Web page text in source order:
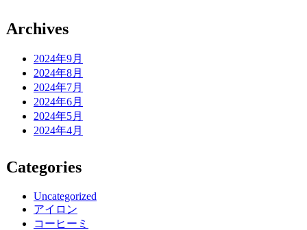
Archives
2024年9月
2024年8月
2024年7月
2024年6月
2024年5月
2024年4月
Categories
Uncategorized
アイロン
コーヒーミ